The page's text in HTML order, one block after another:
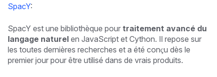
SpacY:
SpacY est une bibliothèque pour traitement avancé du
langage naturel en JavaScript et Cython. Il repose sur
les toutes dernières recherches et a été conçu dès le
premier jour pour être utilisé dans de vrais produits.